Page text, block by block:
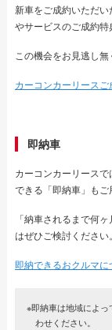
新車をご成約いただ
やサービスのご成約特
この機会をお見逃し無
カーコンカーリース
即納車
カーコンカーリース
できる「即納車」もご
「納車されるまで何
はぜひご検討ください。
即納できるおクルマに
※即納車は地域によ
わせください。